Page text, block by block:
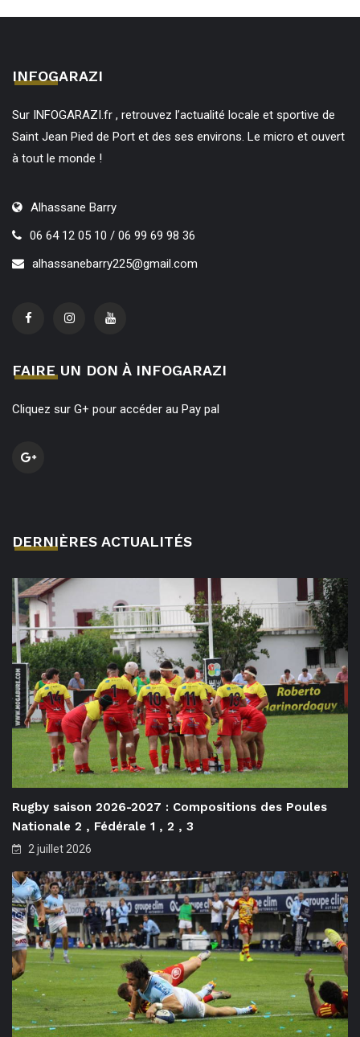
INFOGARAZI
Sur INFOGARAZI.fr , retrouvez l’actualité locale et sportive de
Saint Jean Pied de Port et des ses environs. Le micro et ouvert
à tout le monde !
Alhassane Barry
06 64 12 05 10 / 06 99 69 98 36
alhassanebarry225@gmail.com
FAIRE UN DON À INFOGARAZI
Cliquez sur G+ pour accéder au Pay pal
DERNIÈRES ACTUALITÉS
Rugby saison 2026-2027 : Compositions des Poules
Nationale 2 , Fédérale 1 , 2 , 3
2 juillet 2026